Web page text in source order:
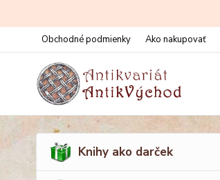
Obchodné podmienky Ako nakupovať
Knihy ako darček